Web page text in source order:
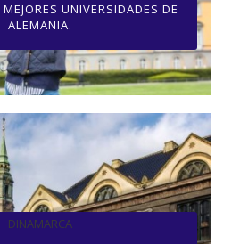
UNIVERSIDADES DE
ALEMANIA.
DINAMARCA